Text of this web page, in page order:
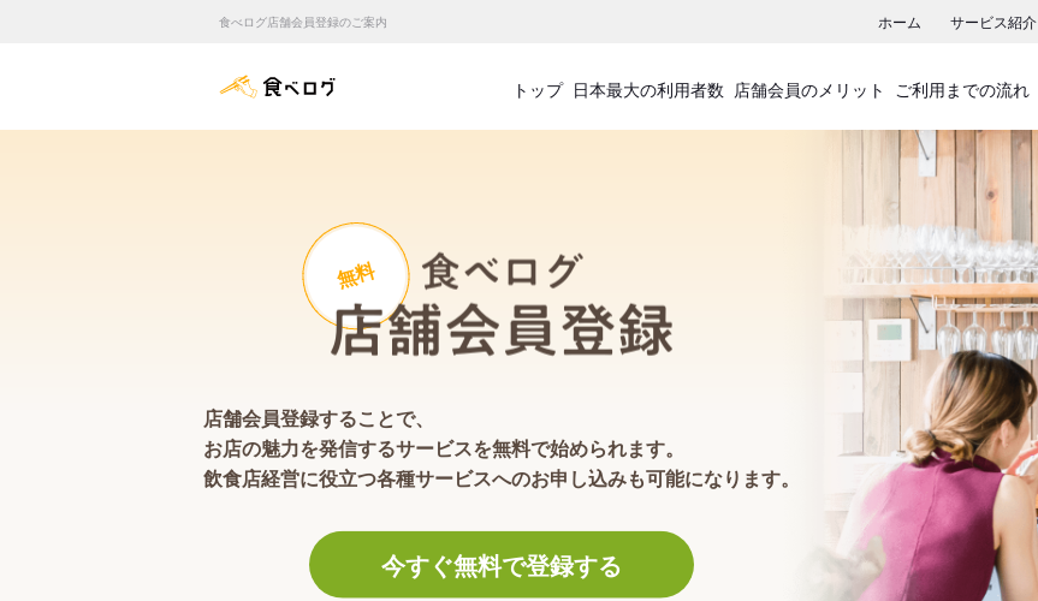
食べログ店舗会員登録のご案内 ホーム サービス紹介
トップ 日本最大の利用者数 店舗会員のメリット ご利用までの流れ
無料
店舗会員登録することで、
お店の魅力を発信するサービスを無料で始められます。
飲食店経営に役立つ各種サービスへのお申し込みも可能になります。
今すぐ無料で登録する